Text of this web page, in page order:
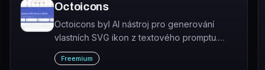
Octoicons
Octoicons byl AI nástroj pro generování
vlastních SVG ikon z textového promptu.
Nástroj již není aktivní.
Freemium